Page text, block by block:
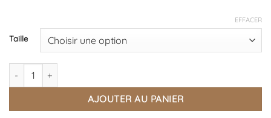
Taille
EFFACER
quantité de Maison en Briques, Räder
AJOUTER AU PANIER